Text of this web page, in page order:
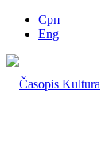
Срп
Eng